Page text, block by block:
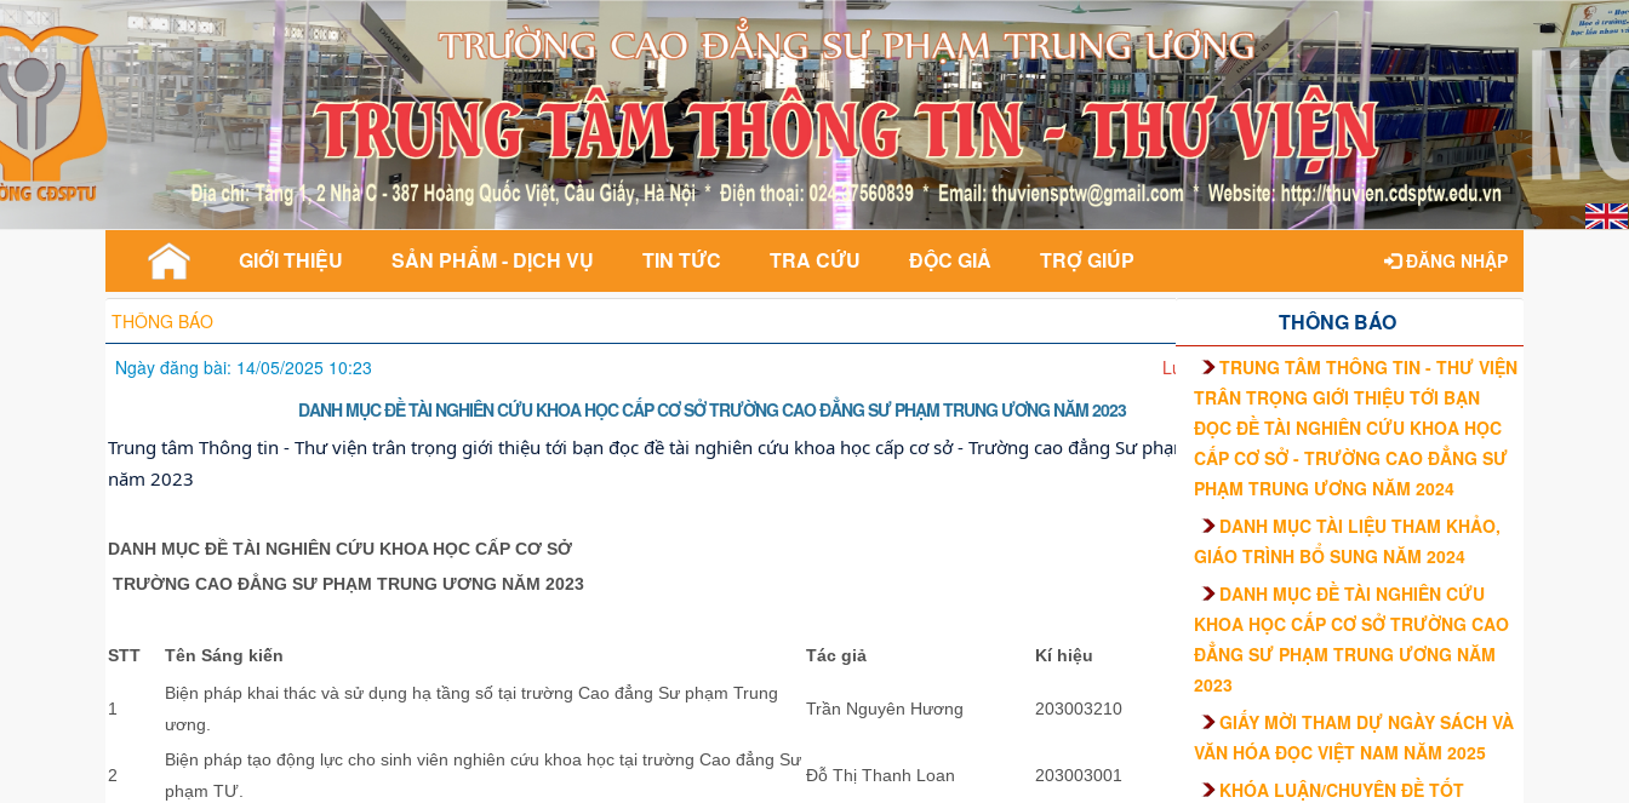
GIỚI THIỆU SẢN PHẨM - DỊCH VỤ TIN TỨC TRA CỨU ĐỘC GIẢ TRỢ GIÚP ĐĂNG NHẬP
THÔNG BÁO
Ngày đăng bài: 14/05/2025 10:23
Lượt xem: 290028
DANH MỤC ĐỀ TÀI NGHIÊN CỨU KHOA HỌC CẤP CƠ SỞ TRƯỜNG CAO ĐẲNG SƯ PHẠM TRUNG ƯƠNG NĂM 2023
Trung tâm Thông tin - Thư viện trân trọng giới thiệu tới bạn đọc đề tài nghiên cứu khoa học cấp cơ sở - Trường cao đẳng Sư phạm trung ương
năm 2023
DANH MỤC ĐỀ TÀI NGHIÊN CỨU KHOA HỌC CẤP CƠ SỞ
TRƯỜNG CAO ĐẲNG SƯ PHẠM TRUNG ƯƠNG NĂM 2023
STT Tên Sáng kiến Tác giả Kí hiệu Kho
1
Biện pháp khai thác và sử dụng hạ tầng số tại trường Cao đẳng Sư phạm Trung
ương.
Trần Nguyên Hương 203003210 Tham Khảo
2
Biện pháp tạo động lực cho sinh viên nghiên cứu khoa học tại trường Cao đẳng Sư
phạm TƯ.
Đỗ Thị Thanh Loan 203003001
THÔNG BÁO
TRUNG TÂM THÔNG TIN - THƯ VIỆN
TRÂN TRỌNG GIỚI THIỆU TỚI BẠN
ĐỌC ĐỀ TÀI NGHIÊN CỨU KHOA HỌC
CẤP CƠ SỞ - TRƯỜNG CAO ĐẲNG SƯ
PHẠM TRUNG ƯƠNG NĂM 2024
DANH MỤC TÀI LIỆU THAM KHẢO,
GIÁO TRÌNH BỔ SUNG NĂM 2024
DANH MỤC ĐỀ TÀI NGHIÊN CỨU
KHOA HỌC CẤP CƠ SỞ TRƯỜNG CAO
ĐẲNG SƯ PHẠM TRUNG ƯƠNG NĂM
2023
GIẤY MỜI THAM DỰ NGÀY SÁCH VÀ
VĂN HÓA ĐỌC VIỆT NAM NĂM 2025
KHÓA LUẬN/CHUYÊN ĐỀ TỐT